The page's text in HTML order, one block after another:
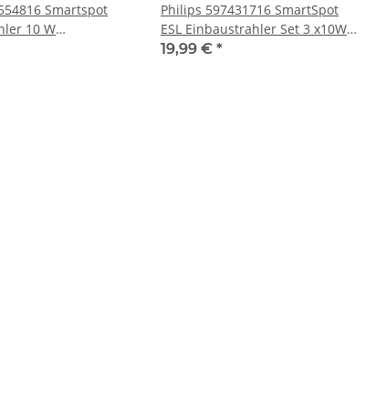
Smartspot
10 W
Aluminium
Philips 597431716 SmartSpot
ESL Einbaustrahler Set 3 x10W
GU10 schwenkbar IP23
19,99 € *